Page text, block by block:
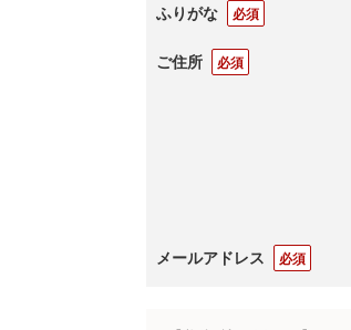
ふりがな 必須
ご住所 必須
メールアドレス 必須